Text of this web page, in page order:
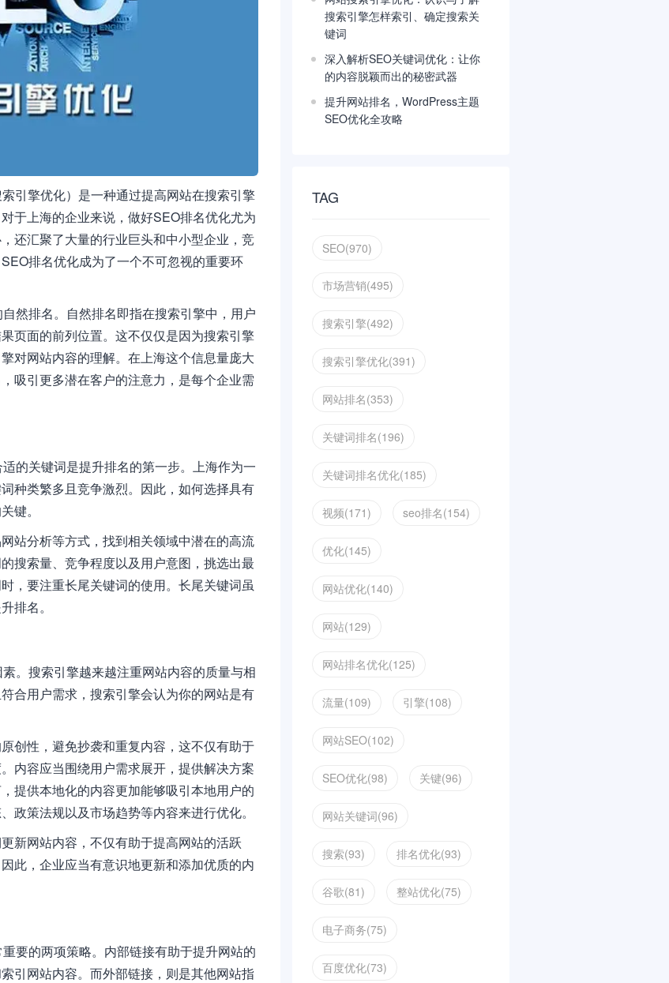
引擎优化）是一种通过提高网站在搜索引擎
于上海的企业来说，做好SEO排名优化尤为
还汇聚了大量的行业巨头和中小型企业，竞
排名优化成为了一个不可忽视的重要环
然排名。自然排名即指在搜索引擎中，用户
页面的前列位置。这不仅仅是因为搜索引擎
对网站内容的理解。在上海这个信息量庞大
吸引更多潜在客户的注意力，是每个企业需
的关键词是提升排名的第一步。上海作为一
种类繁多且竞争激烈。因此，如何选择具有
键。
站分析等方式，找到相关领域中潜在的高流
搜索量、竞争程度以及用户意图，挑选出最
，要注重长尾关键词的使用。长尾关键词虽
排名。
。搜索引擎越来越注重网站内容的质量与相
合用户需求，搜索引擎会认为你的网站是有
创性，避免抄袭和重复内容，这不仅有助于
内容应当围绕用户需求展开，提供解决方案
提供本地化的内容更加能够吸引本地用户的
政策法规以及市场趋势等内容来进行优化。
新网站内容，不仅有助于提高网站的活跃
此，企业应当有意识地更新和添加优质的内
要的两项策略。内部链接有助于提升网站的
引网站内容。而外部链接，则是其他网站指
搜索引擎怎样索引、确定搜索关
键词
深入解析SEO关键词优化：让你
的内容脱颖而出的秘密武器
提升网站排名，WordPress主题
SEO优化全攻略
TAG
SEO(970)
市场营销(495)
搜索引擎(492)
搜索引擎优化(391)
网站排名(353)
关键词排名(196)
关键词排名优化(185)
视频(171) seo排名(154)
优化(145)
网站优化(140)
网站(129)
网站排名优化(125)
流量(109) 引擎(108)
网站SEO(102)
SEO优化(98) 关键(96)
网站关键词(96)
搜索(93) 排名优化(93)
谷歌(81) 整站优化(75)
电子商务(75)
百度优化(73)